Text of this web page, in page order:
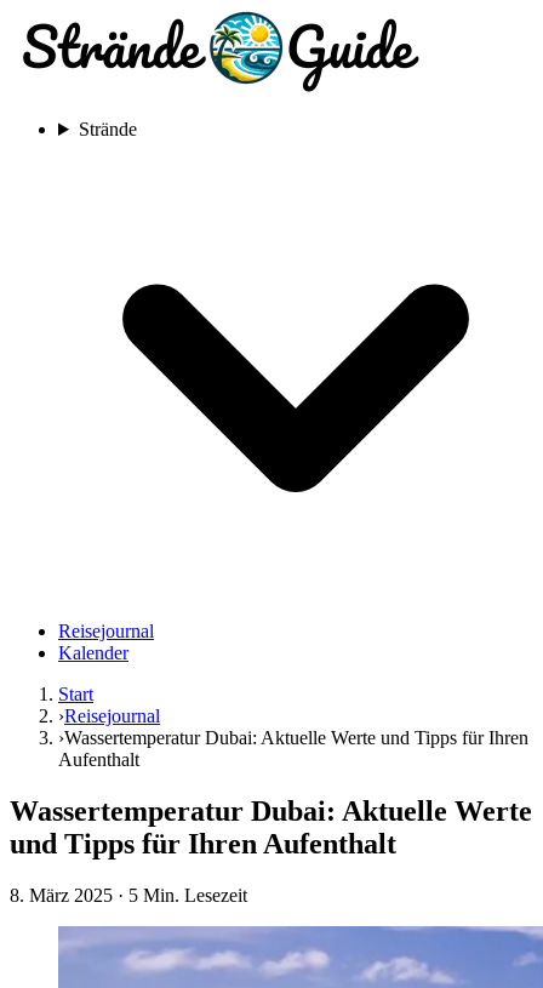
Strände
Reisejournal
Kalender
Start
›Reisejournal
›Wassertemperatur Dubai: Aktuelle Werte und Tipps für Ihren
Aufenthalt
Wassertemperatur Dubai: Aktuelle Werte
und Tipps für Ihren Aufenthalt
8. März 2025 · 5 Min. Lesezeit